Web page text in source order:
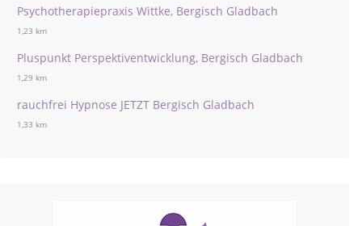
Psychotherapiepraxis Wittke, Bergisch Gladbach
1,23 km
Pluspunkt Perspektiventwicklung, Bergisch Gladbach
1,29 km
rauchfrei Hypnose JETZT Bergisch Gladbach
1,33 km